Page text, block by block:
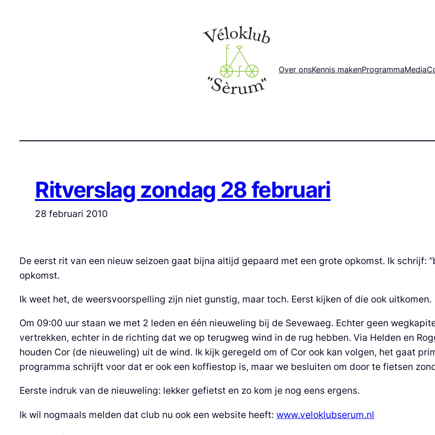
Over onsKennis makenProgrammaMedia
Ritverslag zondag 28 februari
28 februari 2010
De eerst rit van een nieuw seizoen gaat bijna altijd gepaard met een grote opkomst. Ik schrijf:
opkomst.
Ik weet het, de weersvoorspelling zijn niet gunstig, maar toch. Eerst kijken of die ook uitkomen.
Om 09:00 uur staan we met 2 leden en één nieuweling bij de Sevewaeg. Echter geen
vertrekken, echter in de richting dat we op terugweg wind in de rug hebben. Via Helden en
houden Cor (de nieuweling) uit de wind. Ik kijk geregeld om of Cor ook kan volgen, het gaat
programma schrijft voor dat er ook een koffiestop is, maar we besluiten om door te fietsen
Eerste indruk van de nieuweling: lekker gefietst en zo kom je nog eens ergens.
Ik wil nogmaals melden dat club nu ook een website heeft: www.veloklubserum.nl